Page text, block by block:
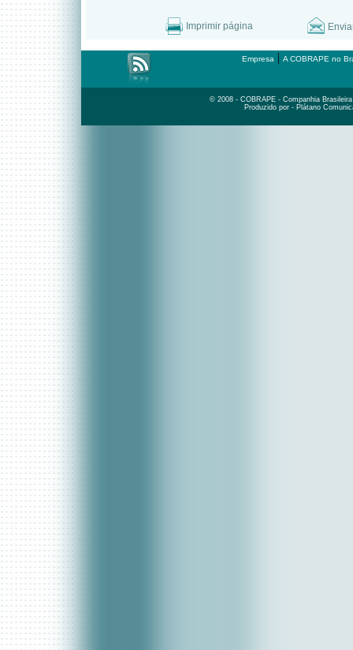
Imprimir página
Empresa | A COBRAPE no
© 2008 - COBRAPE - Companhia
Produzido por - Plátano